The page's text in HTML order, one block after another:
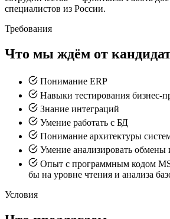
специалистов из России.
Требования
Что мы ждём от
Понимание ERP
Навыки тестирования бизнес-
Знание интеграций
Умение работать с БД
Понимание архитектуры
Умение анализировать обмены
Опыт с программным кодом
бы на уровне чтения и анализа
Условия